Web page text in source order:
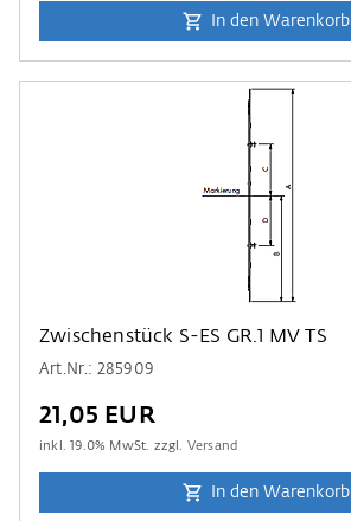
In den Warenkorb
Zwischenstück S-ES GR.1 MV TS
Art.Nr.: 285909
21,05 EUR
inkl.19.0% MwSt. zzgl. Versand
In den Warenkorb